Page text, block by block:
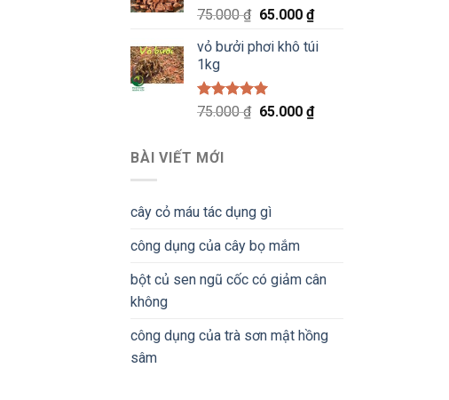
65.000 ₫.
Được xếp
5.00
5 sao
75.000₫ Giá
là:
65.000 ₫Giá
tại
vỏ bưởi phơi khô túi
1kg
Được xếp
5.00
75.000₫ Giá
65.000 ₫Giá
BÀI VIẾT MỚI
cây cỏ máu tác dụng gì
công dụng của cây bọ mắm
bột củ sen ngũ cốc có giảm cân
không
công dụng của trà sơn mật hồng
sâm